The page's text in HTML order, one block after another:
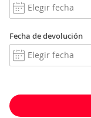
Fecha de devolución